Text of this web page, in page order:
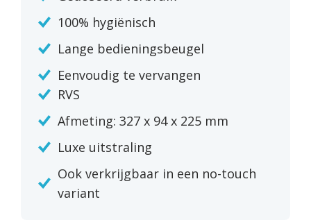
100% hygiënisch
Lange bedieningsbeugel
Eenvoudig te vervangen
RVS
Afmeting: 327 x 94 x 225 mm
Luxe uitstraling
Ook verkrijgbaar in een no-touch
variant